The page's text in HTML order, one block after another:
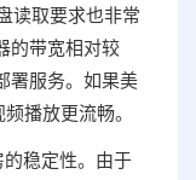
读取要求也非常
的带宽相对较
署服务。如果美
播放更流畅。
稳定性。由于